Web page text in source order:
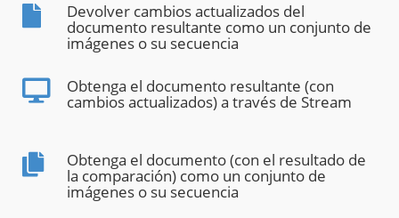
Devolver cambios actualizados del
documento resultante como un conjunto de
imágenes o su secuencia
Obtenga el documento resultante (con
cambios actualizados) a través de Stream
Obtenga el documento (con el resultado de
la comparación) como un conjunto de
imágenes o su secuencia